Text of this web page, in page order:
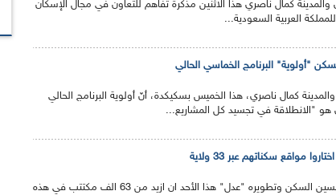
كمال ناصري هذا الاثنين مذكرة تفاهم للتعاون في مجال الإسكان
العربية السعودية...
"أولوية" البرنامج الخماسي الحالي
كمال ناصري، هذا الخميس بسكيكدة، أنّ أولوية البرنامج الحالي
هو "الانطلاقة في تجسيد كل المشاريع...
أعلنت الوكالة الوطنية لتحسين السكن وتطويره "عدل" هذا الأحد ان ازيد من 63 الف مكتتب في هذه